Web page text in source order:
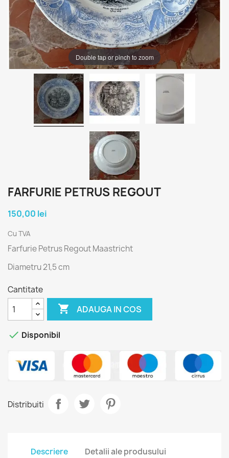
Double tap or pinch to zoom
FARFURIE PETRUS REGOUT
150,00 lei
Cu TVA
Farfurie Petrus Regout Maastricht
Diametru 21,5 cm
Cantitate
 ADAUGA IN COS
 Disponibil
Distribuiti
Descriere Detalii ale produsului